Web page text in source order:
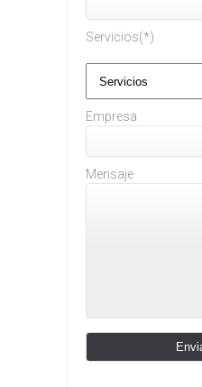
Servicios(*)
Empresa
Mensaje